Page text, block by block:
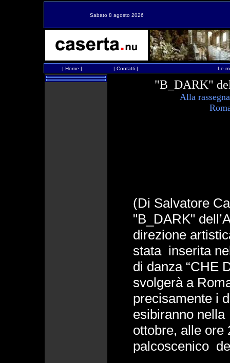
Sabato 8 agosto 2026
| Home | | Contatti| Le
"B_DARK"
Alla
(Di Salvatore
"B_DARK"
direzione
stata inserita
di danza “CHE
svolgerà a
precisamente i
esibiranno
ottobre, alle ore
palcoscenico